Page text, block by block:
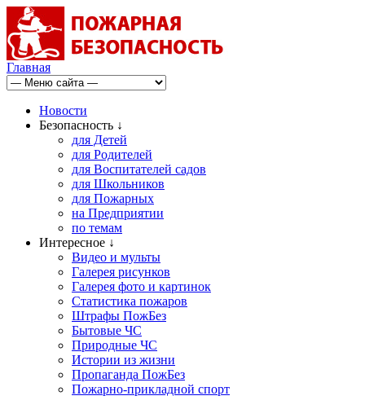
Главная
Новости
Безопасность ↓
для Детей
для Родителей
для Воспитателей садов
для Школьников
для Пожарных
на Предприятии
по темам
Интересное ↓
Видео и мульты
Галерея рисунков
Галерея фото и картинок
Статистика пожаров
Штрафы ПожБез
Бытовые ЧС
Природные ЧС
Истории из жизни
Пропаганда ПожБез
Пожарно-прикладной спорт